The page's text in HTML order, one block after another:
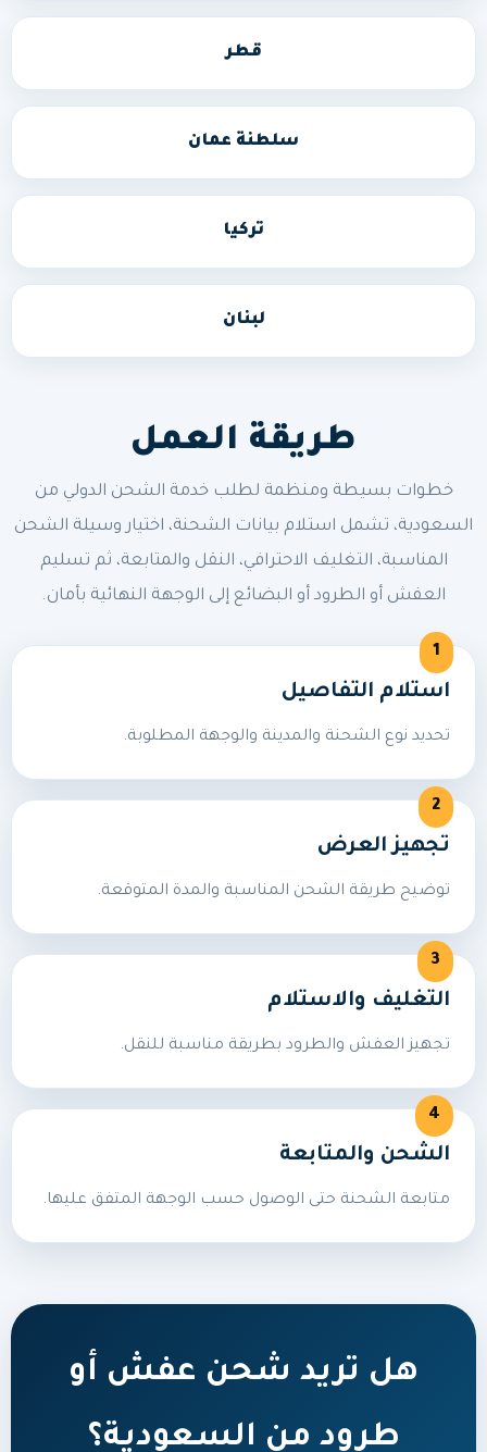
قطر
سلطنة عمان
تركيا
لبنان
طريقة العمل
خطوات بسيطة ومنظمة لطلب خدمة الشحن الدولي من
السعودية، تشمل استلام بيانات الشحنة، اختيار وسيلة الشحن
المناسبة، التغليف الاحترافي، النقل والمتابعة، ثم تسليم
العفش أو الطرود أو البضائع إلى الوجهة النهائية بأمان.
استلام التفاصيل
تحديد نوع الشحنة والمدينة والوجهة المطلوبة.
تجهيز العرض
توضيح طريقة الشحن المناسبة والمدة المتوقعة.
التغليف والاستلام
تجهيز العفش والطرود بطريقة مناسبة للنقل.
الشحن والمتابعة
متابعة الشحنة حتى الوصول حسب الوجهة المتفق عليها.
هل تريد شحن عفش أو
طرود من السعودية؟